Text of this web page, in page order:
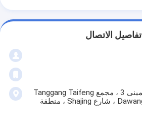
تفاصيل الاتصال
الطابق الأول والثاني ، المبنى 3 ، مجمع Tanggang Taifeng
الصناعي ، مجتمع Dawangshan ، شارع Shajing ، منطقة